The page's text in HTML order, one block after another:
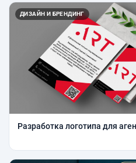
ДИЗАЙН И БРЕНДИНГ
Разработка логотипа для